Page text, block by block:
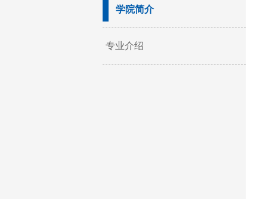
学院简介
专业介绍